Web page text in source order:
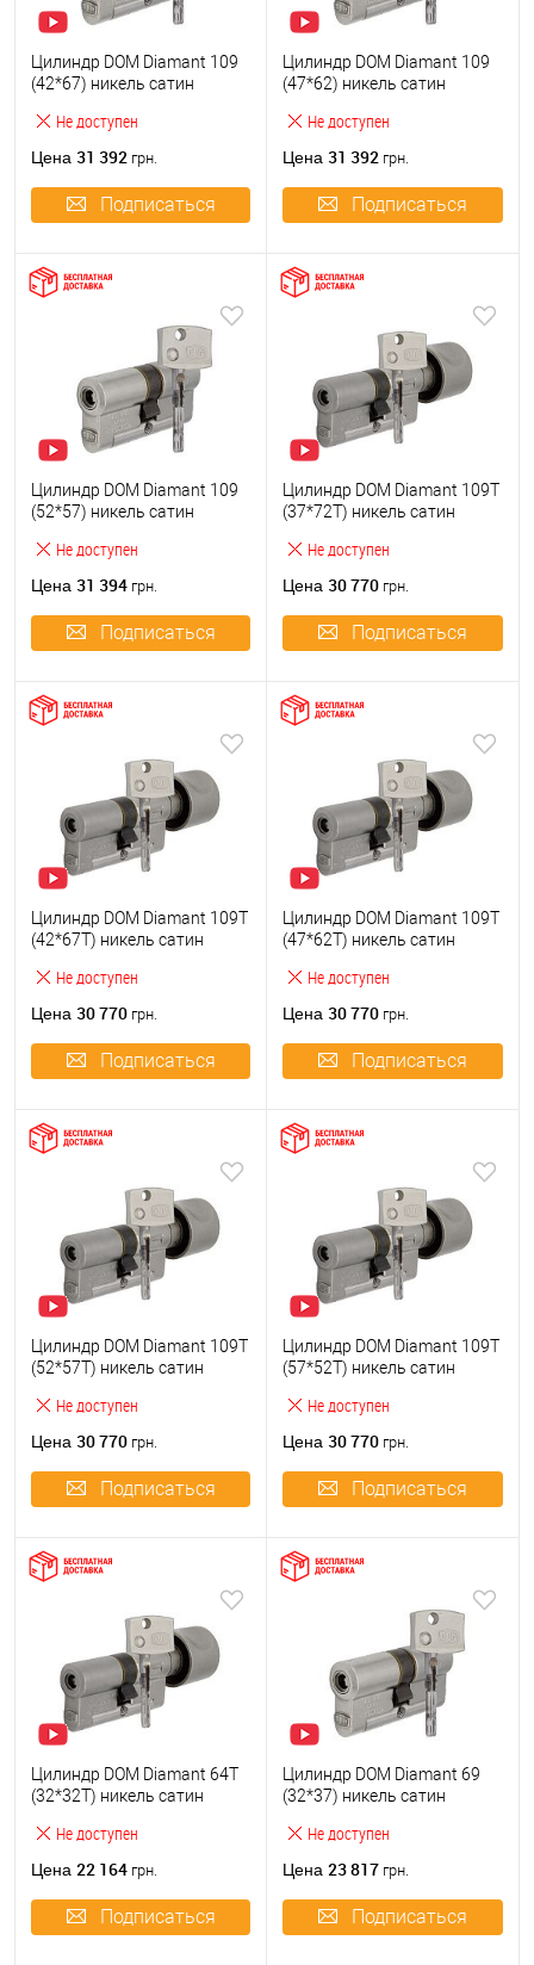
Не доступен
Цилиндр DOM Diamant 109
(42*67) никель сатин
Цена 31 392 грн.
Подписаться
Не доступен
Цилиндр DOM Diamant 109
(47*62) никель сатин
Цена 31 392 грн.
Подписаться
Не доступен
Цилиндр DOM Diamant 109
(52*57) никель сатин
Цена 31 394 грн.
Подписаться
Не доступен
Цилиндр DOM Diamant 109T
(37*72T) никель сатин
Цена 30 770 грн.
Подписаться
Не доступен
Цилиндр DOM Diamant 109T
(42*67T) никель сатин
Цена 30 770 грн.
Подписаться
Не доступен
Цилиндр DOM Diamant 109T
(47*62T) никель сатин
Цена 30 770 грн.
Подписаться
Не доступен
Цилиндр DOM Diamant 109T
(52*57T) никель сатин
Цена 30 770 грн.
Подписаться
Не доступен
Цилиндр DOM Diamant 109T
(57*52T) никель сатин
Цена 30 770 грн.
Подписаться
Не доступен
Цилиндр DOM Diamant 64T
(32*32T) никель сатин
Цена 22 164 грн.
Подписаться
Не доступен
Цилиндр DOM Diamant 69
(32*37) никель сатин
Цена 23 817 грн.
Подписаться